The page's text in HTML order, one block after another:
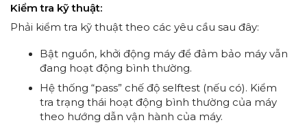
Kiểm tra kỹ thuật:
Phải kiểm tra kỹ thuật theo các yêu cầu sau đây:
Bật nguồn, khởi động máy để đảm bảo máy vẫn
đang hoạt động bình thường.
Hệ thống “pass” chế độ selftest (nếu có). Kiểm
tra trạng thái hoạt động bình thường của máy
theo hướng dẫn vận hành của máy.